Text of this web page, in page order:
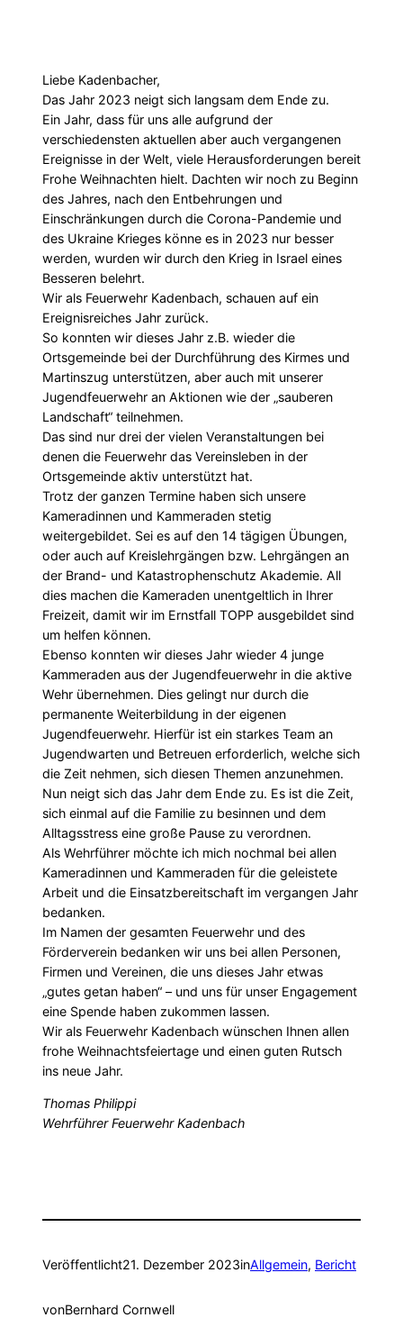
Liebe Kadenbacher,
Das Jahr 2023 neigt sich langsam dem Ende zu.
Ein Jahr, dass für uns alle aufgrund der
verschiedensten aktuellen aber auch vergangenen
Ereignisse in der Welt, viele Herausforderungen bereit
Frohe Weihnachten hielt. Dachten wir noch zu Beginn
des Jahres, nach den Entbehrungen und
Einschränkungen durch die Corona-Pandemie und
des Ukraine Krieges könne es in 2023 nur besser
werden, wurden wir durch den Krieg in Israel eines
Besseren belehrt.
Wir als Feuerwehr Kadenbach, schauen auf ein
Ereignisreiches Jahr zurück.
So konnten wir dieses Jahr z.B. wieder die
Ortsgemeinde bei der Durchführung des Kirmes und
Martinszug unterstützen, aber auch mit unserer
Jugendfeuerwehr an Aktionen wie der „sauberen
Landschaft“ teilnehmen.
Das sind nur drei der vielen Veranstaltungen bei
denen die Feuerwehr das Vereinsleben in der
Ortsgemeinde aktiv unterstützt hat.
Trotz der ganzen Termine haben sich unsere
Kameradinnen und Kammeraden stetig
weitergebildet. Sei es auf den 14 tägigen Übungen,
oder auch auf Kreislehrgängen bzw. Lehrgängen an
der Brand- und Katastrophenschutz Akademie. All
dies machen die Kameraden unentgeltlich in Ihrer
Freizeit, damit wir im Ernstfall TOPP ausgebildet sind
um helfen können.
Ebenso konnten wir dieses Jahr wieder 4 junge
Kammeraden aus der Jugendfeuerwehr in die aktive
Wehr übernehmen. Dies gelingt nur durch die
permanente Weiterbildung in der eigenen
Jugendfeuerwehr. Hierfür ist ein starkes Team an
Jugendwarten und Betreuen erforderlich, welche sich
die Zeit nehmen, sich diesen Themen anzunehmen.
Nun neigt sich das Jahr dem Ende zu. Es ist die Zeit,
sich einmal auf die Familie zu besinnen und dem
Alltagsstress eine große Pause zu verordnen.
Als Wehrführer möchte ich mich nochmal bei allen
Kameradinnen und Kammeraden für die geleistete
Arbeit und die Einsatzbereitschaft im vergangen Jahr
bedanken.
Im Namen der gesamten Feuerwehr und des
Förderverein bedanken wir uns bei allen Personen,
Firmen und Vereinen, die uns dieses Jahr etwas
„gutes getan haben“ – und uns für unser Engagement
eine Spende haben zukommen lassen.
Wir als Feuerwehr Kadenbach wünschen Ihnen allen
frohe Weihnachtsfeiertage und einen guten Rutsch
ins neue Jahr.
Thomas Philippi
Wehrführer Feuerwehr Kadenbach
Veröffentlicht21. Dezember 2023inAllgemein, Bericht
vonBernhard Cornwell